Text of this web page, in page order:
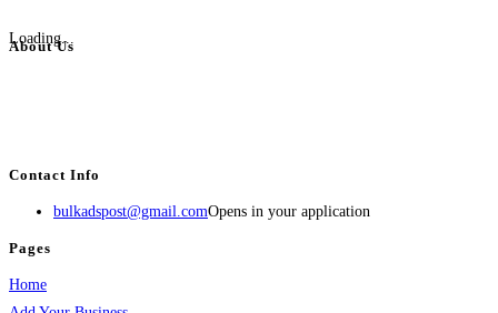
Loading...
About Us
Contact Info
bulkadspost@gmail.comOpens in your application
Pages
Home